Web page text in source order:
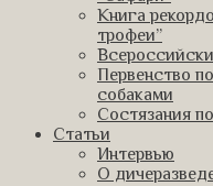
Книга
трофеи”
Первенство
собаками
Состязания
Статьи
Интервью
О